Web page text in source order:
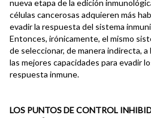
nueva etapa de la edición
células cancerosas adquieren más
evadir la respuesta del sistema
Entonces, irónicamente, el mismo
de seleccionar, de manera indirecta,
las mejores capacidades para evadir
respuesta inmune.
LOS PUNTOS DE CONTROL